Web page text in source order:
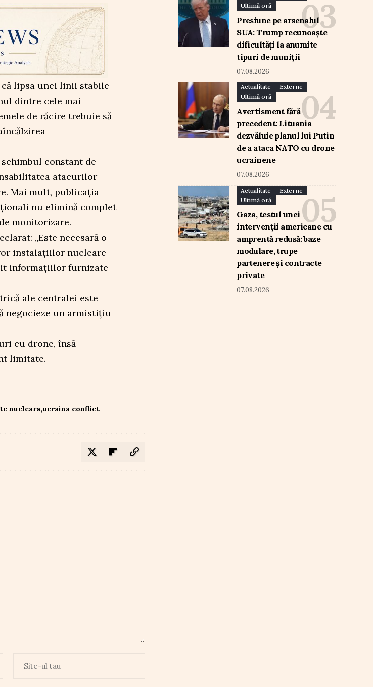
că lipsa unei linii stabile
dintre cele mai
de răcire trebuie să
constant de
atacurilor
Mai mult, publicația
nu elimină complet
monitorizare.
„Este necesară o
instalațiilor nucleare
informațiilor furnizate
ale centralei este
negocieze un armistițiu
cu drone, însă
limitate.
nucleara ucraina conflict
Ultimă oră
Presiune pe arsenalul
SUA: Trump recunoaște
dificultăți la anumite
tipuri de muniții
07.08.2026
Actualitate
Externe
Ultimă oră
Avertisment fără
precedent: Lituania
dezvăluie planul lui Putin
de a ataca NATO cu drone
ucrainene
07.08.2026
Actualitate
Externe
Ultimă oră
Gaza, testul unei
intervenții americane cu
amprentă redusă: baze
modulare, trupe
partenere și contracte
private
07.08.2026